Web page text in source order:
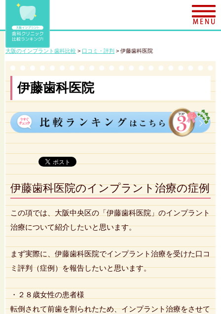
大阪のインプラント歯科比較 > 口コミ・評判 >伊藤歯科医院
伊藤歯科医院
伊藤歯科医院のインプラント治療の症例
この項では、大阪中央区の「伊藤歯科医院」のインプラント
治療について紹介したいと思います。
まず実際に、伊藤歯科医院でインプラント治療を受けた口コ
ミ評判（症例）を報告したいと思います。
・２８歳女性の患者様
転倒されて前歯を割られたため、インプラント治療をさせて